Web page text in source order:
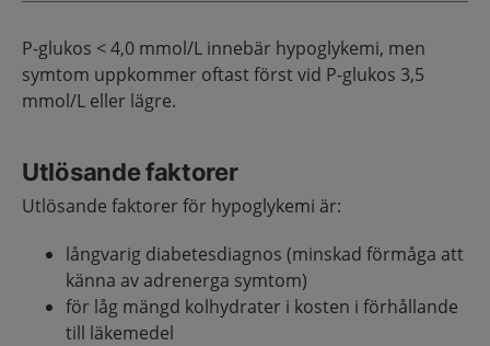
P-glukos < 4,0 mmol/L innebär hypoglykemi, men
symtom uppkommer oftast först vid P-glukos 3,5
mmol/L eller lägre.
Utlösande faktorer
Utlösande faktorer för hypoglykemi är:
långvarig diabetesdiagnos (minskad förmåga att
känna av adrenerga symtom)
för låg mängd kolhydrater i kosten i förhållande
till läkemedel